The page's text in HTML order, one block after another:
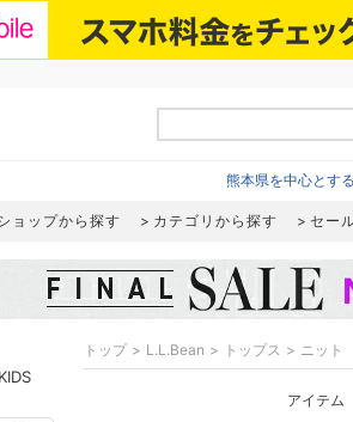
熊本県を中心とす
ョップから探す カテゴリから探す セー
KIDS
トップ L.L.Bean トップス ニット
アイテム